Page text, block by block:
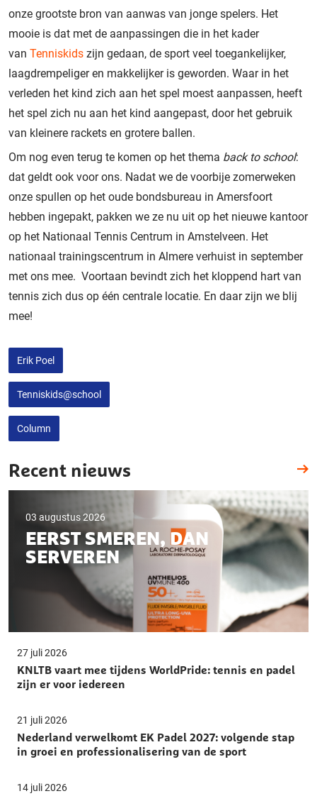
onze grootste bron van aanwas van jonge spelers. Het
mooie is dat met de aanpassingen die in het kader
van Tenniskids zijn gedaan, de sport veel toegankelijker,
laagdrempeliger en makkelijker is geworden. Waar in het
verleden het kind zich aan het spel moest aanpassen, heeft
het spel zich nu aan het kind aangepast, door het gebruik
van kleinere rackets en grotere ballen.
Om nog even terug te komen op het thema back to school:
dat geldt ook voor ons. Nadat we de voorbije zomerweken
onze spullen op het oude bondsbureau in Amersfoort
hebben ingepakt, pakken we ze nu uit op het nieuwe kantoor
op het Nationaal Tennis Centrum in Amstelveen. Het
nationaal trainingscentrum in Almere verhuist in september
met ons mee. Voortaan bevindt zich het kloppend hart van
tennis zich dus op één centrale locatie. En daar zijn we blij
mee!
Erik Poel
Tenniskids@school
Column
Recent nieuws
03 augustus 2026
EERST SMEREN, DAN
SERVEREN
27 juli 2026
KNLTB vaart mee tijdens WorldPride: tennis en padel
zijn er voor iedereen
21 juli 2026
Nederland verwelkomt EK Padel 2027: volgende stap
in groei en professionalisering van de sport
14 juli 2026